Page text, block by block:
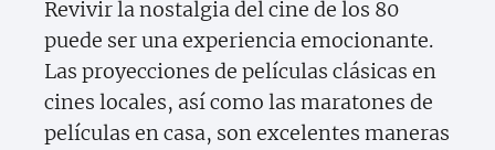
Revivir la nostalgia del cine de los 80
puede ser una experiencia emocionante.
Las proyecciones de películas clásicas en
cines locales, así como las maratones de
películas en casa, son excelentes maneras